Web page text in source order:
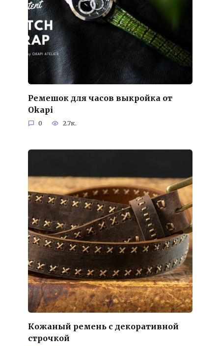
Ремешок для часов выкройка от
Okapi
0 2.7к.
Кожаный ремень с декоративной
строчкой